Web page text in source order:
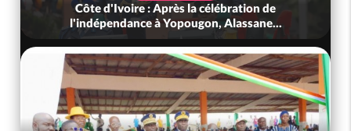
Côte d'Ivoire : Après la célébration de
l'indépendance à Yopougon, Alassane...